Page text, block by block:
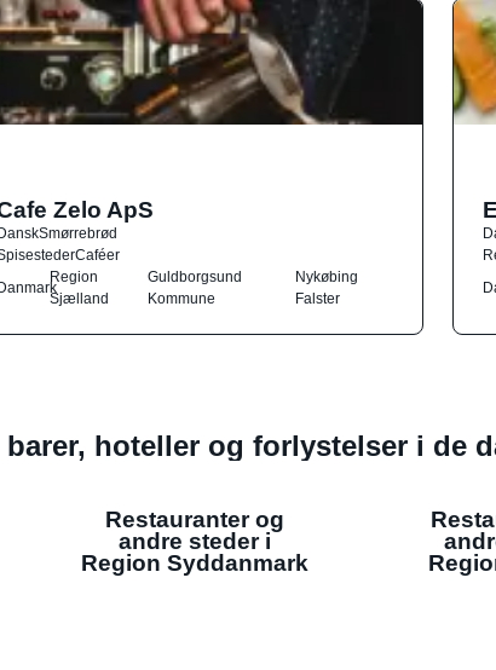
Zelo ApS
Smørrebrød
Caféer
Region
Sjælland
Guldborgsund
Kommune
Nykøbing
Falster
hoteller og forlystelser i de
Restauranter og
andre steder i
Region Syddanmark